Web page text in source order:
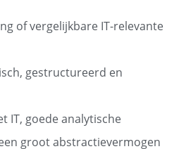
of vergelijkbare IT-relevante
gestructureerd en
IT, goede analytische
groot abstractievermogen